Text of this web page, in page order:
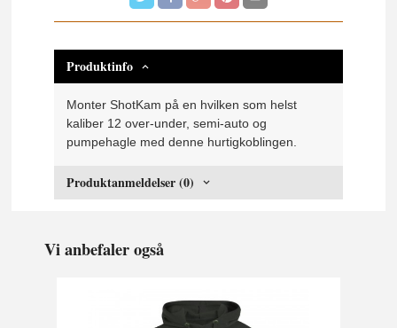
Produktinfo
Monter ShotKam på en hvilken som helst
kaliber 12 over-under, semi-auto og
pumpehagle med denne hurtigkoblingen.
Produktanmeldelser (0)
Vi anbefaler også